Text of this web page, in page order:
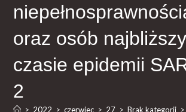
oraz osób
czasie epidemii
2
> 2022 > czerwiec > 27 > Brak kategorii >